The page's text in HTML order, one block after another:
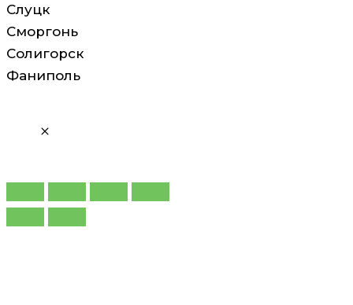
Слуцк
Сморгонь
Солигорск
Фаниполь